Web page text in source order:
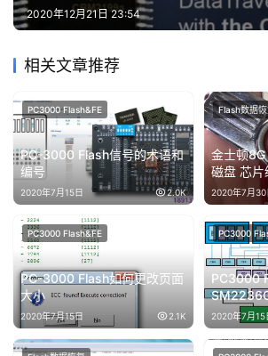
2020年12月21日 23:54
相关文章推荐
PC-3000 Flash信号的术语和
编号
2020年7月15日 2.0K
PC3000 Flash&FE
金士顿
磁盘 芯片
完全恢复
2020年7月30
Flash数据
PC-3000 Flash如何更改页面
大小
2020年7月15日 2.1K
PC3000 Flash&FE
PC3000
2020年7月15
PC3000